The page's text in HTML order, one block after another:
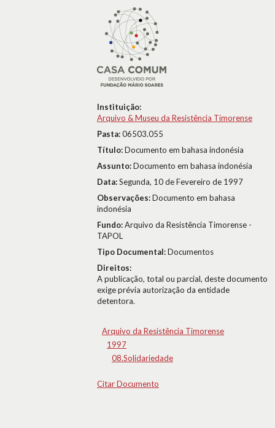
Instituição:
Arquivo & Museu da Resistência Timorense
Pasta:06503.055
Título:Documento em bahasa indonésia
Assunto:Documento em bahasa indonésia
Data:Segunda, 10 de Fevereiro de 1997
Observações:Documento em bahasa
indonésia
Fundo:Arquivo da Resistência Timorense -
TAPOL
Tipo Documental:Documentos
Direitos:
A publicação, total ou parcial, deste documento
exige prévia autorização da entidade
detentora.
Arquivo da Resistência Timorense
1997
08.Solidariedade
Citar Documento